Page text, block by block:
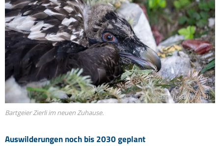
Auswilderungen noch bis 2030 geplant
© Hansruedi Weyrich
Bartgeier Zierli im neuen Zuhause.